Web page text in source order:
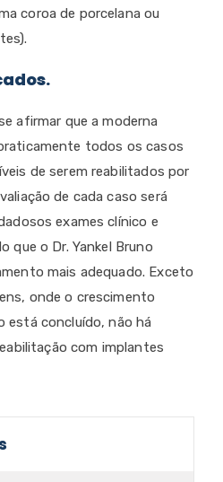
coroa de porcelana ou
afirmar que a moderna
todos os casos
de serem reabilitados por
de cada caso será
exames clínico e
que o Dr. Yankel Bruno
mais adequado. Exceto
onde o crescimento
está concluído, não há
com implantes